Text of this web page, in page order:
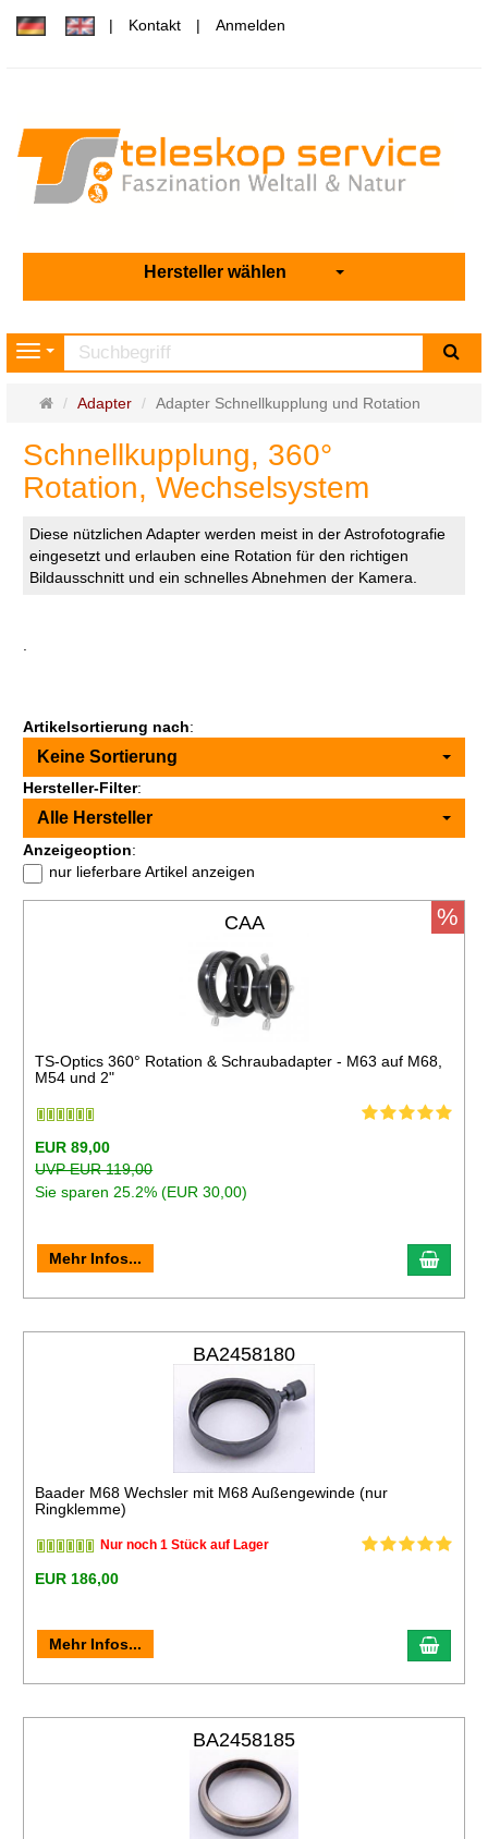
Kontakt Anmelden
Hersteller wählen
Navigation
Startseite
Adapter Adapter Schnellkupplung und Rotation
Schnellkupplung, 360°
Rotation, Wechselsystem
Diese nützlichen Adapter werden meist in der Astrofotografie
eingesetzt und erlauben eine Rotation für den richtigen
Bildausschnitt und ein schnelles Abnehmen der Kamera.
Artikelsortierung nach:
Keine Sortierung
Hersteller-Filter:
Alle Hersteller
Anzeigeoption:
nur lieferbare Artikel anzeigen
CAA
TS-Optics 360° Rotation & Schraubadapter - M63 auf M68,
M54 und 2"
EUR 89,00
UVP EUR 119,00
Sie sparen 25.2% (EUR 30,00)
Mehr Infos...
%
BA2458180
Baader M68 Wechsler mit M68 Außengewinde (nur
Ringklemme)
Nur noch 1 Stück auf Lager
EUR 186,00
Mehr Infos...
BA2458185